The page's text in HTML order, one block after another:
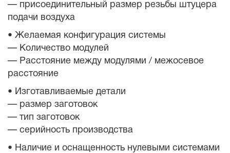
— присоединительный размер резьбы штуцера
подачи воздуха
• Желаемая конфигурация системы
— Количество модулей
— Расстояние между модулями / межосевое
расстояние
• Изготавливаемые детали
— размер заготовок
— тип заготовок
— серийность производства
• Наличие и оснащенность нулевыми системами